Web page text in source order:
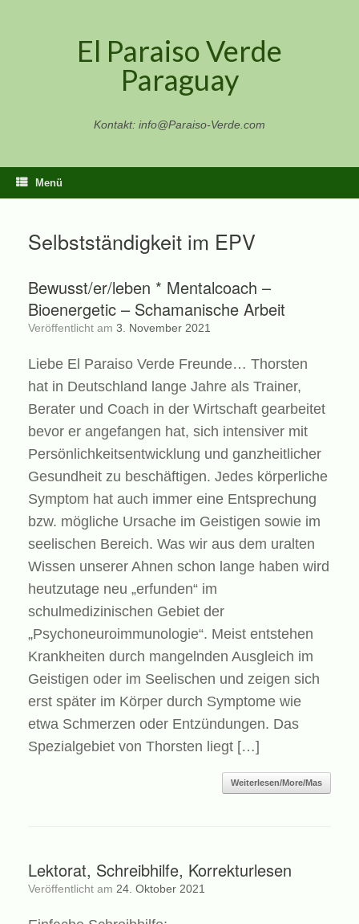
El Paraiso Verde
Paraguay
Kontakt: info@Paraiso-Verde.com
Menü
Selbstständigkeit im EPV
Bewusst/er/leben * Mentalcoach –
Bioenergetic – Schamanische Arbeit
Veröffentlicht am 3. November 2021
Liebe El Paraiso Verde Freunde… Thorsten
hat in Deutschland lange Jahre als Trainer,
Berater und Coach in der Wirtschaft gearbeitet
bevor er angefangen hat, sich intensiver mit
Persönlichkeitsentwicklung und ganzheitlicher
Gesundheit zu beschäftigen. Jedes körperliche
Symptom hat auch immer eine Entsprechung
bzw. mögliche Ursache im Geistigen sowie im
seelischen Bereich. Was wir aus dem uralten
Wissen unserer Ahnen schon lange haben wird
heutzutage neu „erfunden“ im
schulmedizinischen Gebiet der
„Psychoneuroimmunologie“. Meist entstehen
Krankheiten durch mangelnden Ausgleich im
Geistigen oder im Seelischen und zeigen sich
erst später im Körper durch Symptome wie
etwa Schmerzen oder Entzündungen. Das
Spezialgebiet von Thorsten liegt […]
Weiterlesen/More/Mas
Lektorat, Schreibhilfe, Korrekturlesen
Veröffentlicht am 24. Oktober 2021